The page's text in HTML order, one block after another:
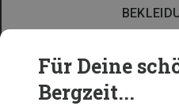
Für Deine
Bergzeit...